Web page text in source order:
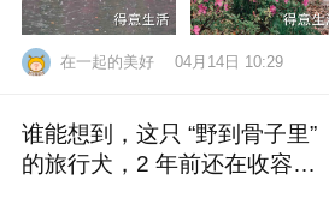
在一起的美好 04月14日 10:29
谁能想到，这只 “野到骨子里”
的旅行犬，2 年前还在收容所